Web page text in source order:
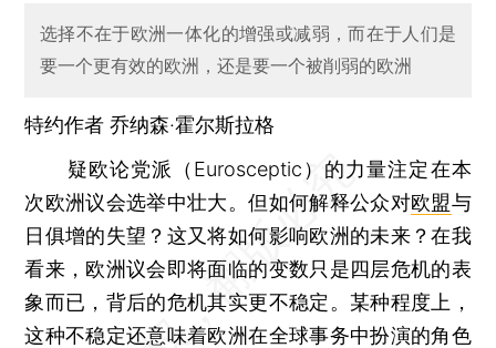
选择不在于欧洲一体化的增强或减弱，而在于人们是
要一个更有效的欧洲，还是要一个被削弱的欧洲
特约作者 乔纳森·霍尔斯拉格
疑欧论党派（Eurosceptic）的力量注定在本
次欧洲议会选举中壮大。但如何解释公众对欧盟与
日俱增的失望？这又将如何影响欧洲的未来？在我
看来，欧洲议会即将面临的变数只是四层危机的表
象而已，背后的危机其实更不稳定。某种程度上，
这种不稳定还意味着欧洲在全球事务中扮演的角色